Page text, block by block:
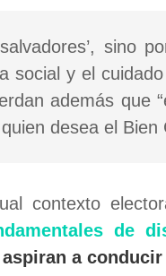
sino
social y el
además que
desea el Bien
contexto
de
a